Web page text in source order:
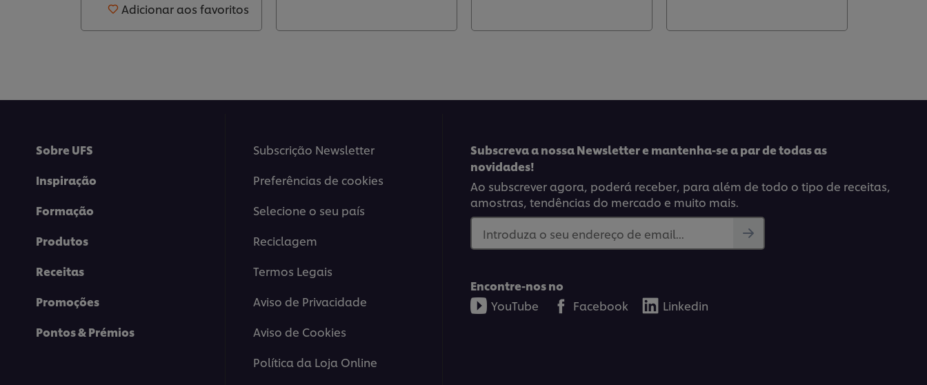
Adicionar aos favoritos
Sobre UFS
Inspiração
Formação
Produtos
Receitas
Promoções
Pontos & Prémios
Subscrição Newsletter
Preferências de cookies
Selecione o seu país
Reciclagem
Termos Legais
Aviso de Privacidade
Aviso de Cookies
Política da Loja Online
Subscreva a nossa Newsletter e mantenha-se a par de todas as
novidades!
Ao subscrever agora, poderá receber, para além de todo o tipo de receitas,
amostras, tendências do mercado e muito mais.
Introduza o seu endereço de email...
Encontre-nos no
YouTube
Facebook Linkedin